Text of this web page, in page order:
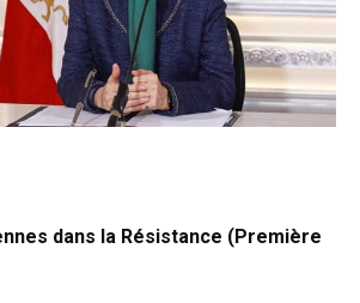
dans la Résistance (Première